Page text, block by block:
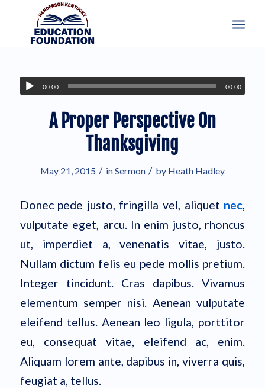
00:00 00:00
A Proper Perspective On
Thanksgiving
May 21, 2015 / inSermon / by Heath Hadley
Donec pede justo, fringilla vel, aliquet nec,
vulputate eget, arcu. In enim justo, rhoncus
ut, imperdiet a, venenatis vitae, justo.
Nullam dictum felis eu pede mollis pretium.
Integer tincidunt. Cras dapibus. Vivamus
elementum semper nisi. Aenean vulputate
eleifend tellus. Aenean leo ligula, porttitor
eu, consequat vitae, eleifend ac, enim.
Aliquam lorem ante, dapibus in, viverra quis,
feugiat a, tellus.